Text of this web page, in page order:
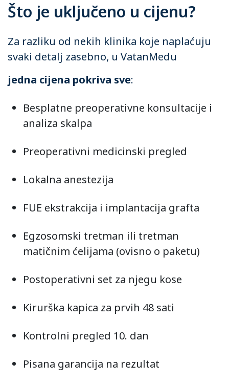
Što je uključeno u cijenu?
Za razliku od nekih klinika koje naplaćuju
svaki detalj zasebno, u VatanMedu
jedna cijena pokriva sve:
Besplatne preoperativne konsultacije i
analiza skalpa
Preoperativni medicinski pregled
Lokalna anestezija
FUE ekstrakcija i implantacija grafta
Egzosomski tretman ili tretman
matičnim ćelijama (ovisno o paketu)
Postoperativni set za njegu kose
Kirurška kapica za prvih 48 sati
Kontrolni pregled 10. dan
Pisana garancija na rezultat